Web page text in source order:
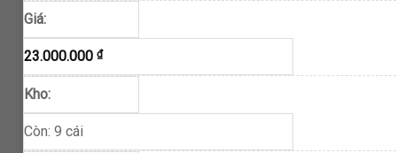
Giá:
23.000.000 ₫
Kho:
Còn: 9 cái